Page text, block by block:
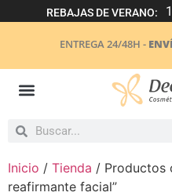
REBAJAS DE VERANO:
ENTREGA 24/48H -
Inicio / Tienda / Productos
reafirmante facial”